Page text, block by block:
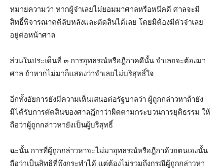
หมายความว่า หากผู้จำเลยไม่ยอมมาศาลหรือหนีคดี ศาลจะมี
สิทธิ์พิจารณาคดีลับหลังและตัดสินได้เลย โดยมิต้องมีตัวจำเลย
อยู่ต่อหน้าศาล
ส่วนในประเด็นที่ ๓ การอุทธรณ์หรือฎีกาคดีนั้น จำเลยจะต้องมา
ศาล ถ้าหากไม่มาก็แสดงว่าจำเลยไม่บริสุทธิ์ใจ
อีกทั้งอัยการยังมีความเห็นเสนอต่อรัฐบาลว่า ผู้ถูกกล่าวหาถ้ายัง
มิได้รับการตัดสินของศาลฎีกาว่าผิดตามกระบวนการยุติธรรม ให้
ถือว่าผู้ถูกกล่าวหายังเป็นผู้บริสุทธิ์
ฉะนั้น การที่ผู้ถูกกล่าวหาจะไม่มาอุทธรณ์หรือฎีกาด้วยตนเองนั้น
ถือว่าเป็นสิทธิที่พึงกระทำได้ แต่ต้องไม่รวมถึงกรณีผู้ถูกกล่าวหา